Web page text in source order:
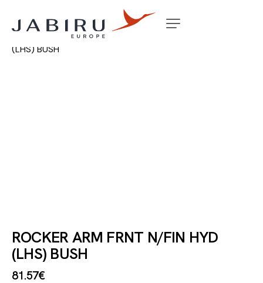
Accueil Non classé
(LHS) BUSH
ROCKER ARM FRNT N/FIN HYD
(LHS) BUSH
81.57€